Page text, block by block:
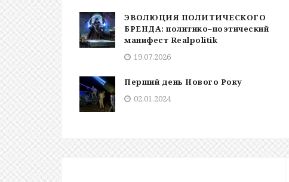
ЭВОЛЮЦИЯ ПОЛИТИЧЕСКОГО
БРЕНДА: политико–поэтический
манифест Realpolitik
19.07.2026
Перший день Нового Року
02.01.2024